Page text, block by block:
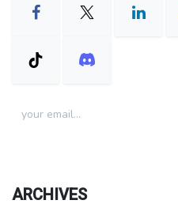
ARCHIVES